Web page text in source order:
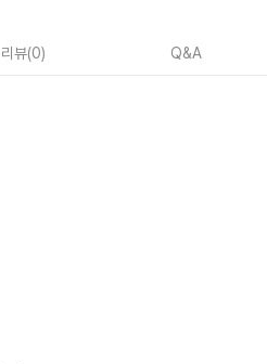
리뷰(0) Q&A